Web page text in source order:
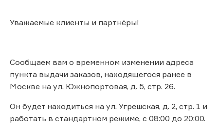
Уважаемые клиенты и партнёры!
Сообщаем вам о временном изменении адреса
пункта выдачи заказов, находящегося ранее в
Москве на ул. Южнопортовая, д. 5, стр. 26.
Он будет находиться на ул. Угрешская, д. 2, стр. 1 и
работать в стандартном режиме, с 08:00 до 20:00.